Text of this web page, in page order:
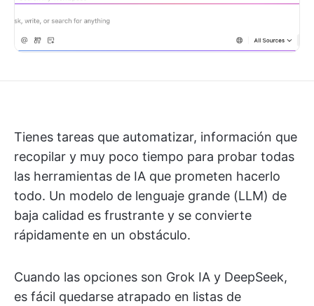
Tienes tareas que automatizar, información que
recopilar y muy poco tiempo para probar todas
las herramientas de IA que prometen hacerlo
todo. Un modelo de lenguaje grande (LLM) de
baja calidad es frustrante y se convierte
rápidamente en un obstáculo.
Cuando las opciones son Grok IA y DeepSeek,
es fácil quedarse atrapado en listas de